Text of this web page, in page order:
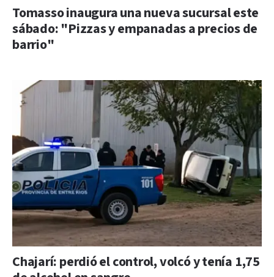
Tomasso inaugura una nueva sucursal este
sábado: "Pizzas y empanadas a precios de
barrio"
Chajarí: perdió el control, volcó y tenía 1,75